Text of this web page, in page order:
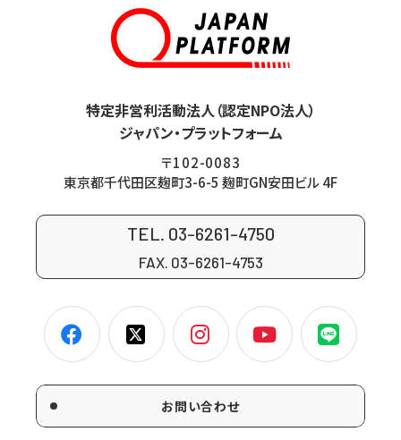
特定非営利活動法人（認定NPO法人）
ジャパン・プラットフォーム
〒102-0083
東京都千代田区麹町3-6-5 麹町GN安田ビル 4F
TEL. 03-6261-4750
FAX. 03-6261-4753
お問い合わせ